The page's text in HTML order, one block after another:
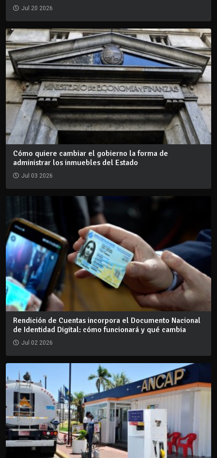
Jul 20 2026
Cómo quiere cambiar el gobierno la forma de
administrar los inmuebles del Estado
Jul 03 2026
Rendición de Cuentas incorpora el Documento Nacional
de Identidad Digital: cómo funcionará y qué cambia
Jul 02 2026